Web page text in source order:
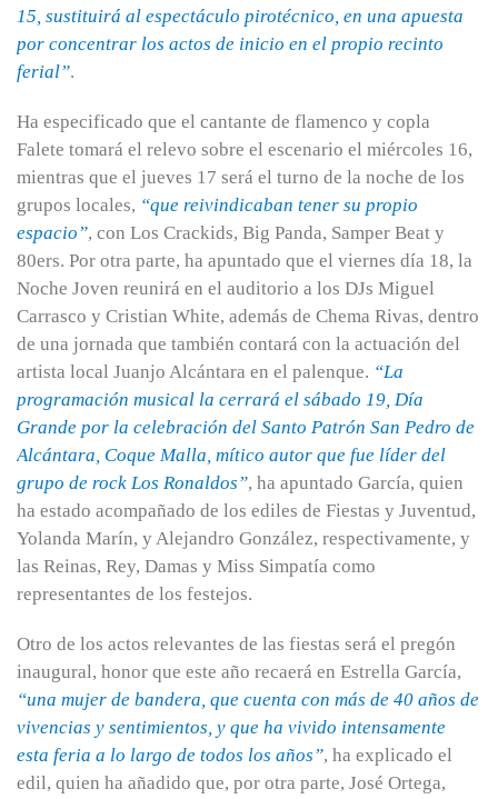
15, sustituirá al espectáculo pirotécnico, en una apuesta
por concentrar los actos de inicio en el propio recinto
ferial”.
Ha especificado que el cantante de flamenco y copla
Falete tomará el relevo sobre el escenario el miércoles 16,
mientras que el jueves 17 será el turno de la noche de los
grupos locales, “que reivindicaban tener su propio
espacio”, con Los Crackids, Big Panda, Samper Beat y
80ers. Por otra parte, ha apuntado que el viernes día 18, la
Noche Joven reunirá en el auditorio a los DJs Miguel
Carrasco y Cristian White, además de Chema Rivas, dentro
de una jornada que también contará con la actuación del
artista local Juanjo Alcántara en el palenque. “La
programación musical la cerrará el sábado 19, Día
Grande por la celebración del Santo Patrón San Pedro de
Alcántara, Coque Malla, mítico autor que fue líder del
grupo de rock Los Ronaldos”, ha apuntado García, quien
ha estado acompañado de los ediles de Fiestas y Juventud,
Yolanda Marín, y Alejandro González, respectivamente, y
las Reinas, Rey, Damas y Miss Simpatía como
representantes de los festejos.
Otro de los actos relevantes de las fiestas será el pregón
inaugural, honor que este año recaerá en Estrella García,
“una mujer de bandera, que cuenta con más de 40 años de
vivencias y sentimientos, y que ha vivido intensamente
esta feria a lo largo de todos los años”, ha explicado el
edil, quien ha añadido que, por otra parte, José Ortega,